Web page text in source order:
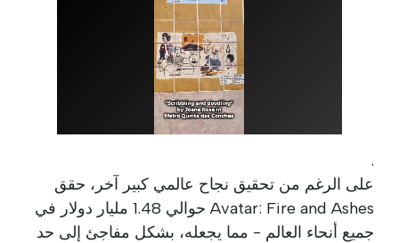
.
على الرغم من تحقيق نجاح عالمي كبير آخر، حقق
Avatar: Fire and Ashes حوالي 1.48 مليار دولار في
جميع أنحاء العالم - مما يجعله، بشكل مفاجئ إلى حد